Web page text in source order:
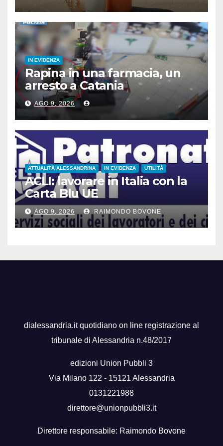
IN EVIDENZA
Rapina in una farmacia, un
arresto a Catania
AGO 9, 2026
ATTUALITÀ ALESSANDRINA IN EVIDENZA UTILITÀ
ACLI: lavorare in Italia con la
Carta Blu UE
AGO 9, 2026 RAIMONDO BOVONE
dialessandria.it quotidiano on line registrazione al
tribunale di Alessandria n.48/2017
edizioni Union Pubbli 3
Via Milano 122 - 15121 Alessandria
0131221988
direttore@unionpubbli3.it
Direttore responsabile: Raimondo Bovone